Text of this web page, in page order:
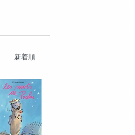
新着順